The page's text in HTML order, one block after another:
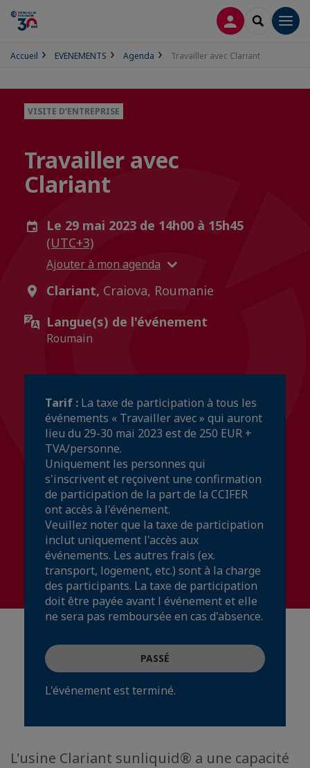
CONNEXION
Accueil EVENEMENTS Agenda Travailler avec Clariant
VISITE D’ENTREPRISE
Travailler avec
Clariant
Le 29 mai 2023 de 14h00 à 15h45
(UTC+3)
Ajouter à mon agenda
Clariant, Craiova, Roumanie
Langue(s) de l'événement
Roumain
Tarif : La taxe de participation à tous les
événements « Travailler avec » qui auront
lieu du 29-30 mai 2023 est de 250 EUR +
TVA/personne.
Uniquement les personnes qui
s'inscrivent et reçoivent une confirmation
de participation de la part de la CCIFER
ont accès à l'événement.
Veuillez noter que la taxe de participation
inclut uniquement l'accès aux
événements. Les autres frais (ex.
transport, logement, etc.) sont à la charge
des participants. La taxe de participation
doit être payée avant l événement et elle
ne sera pas remboursée en cas d'absence.
PASSÉ
L'événement est terminé.
L'usine Clariant sunliquid® a une capacité